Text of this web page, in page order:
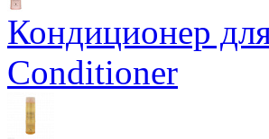
Кондиционер
Conditioner